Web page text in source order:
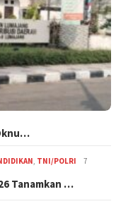
, TNI/POLRI
7
Tanamkan …